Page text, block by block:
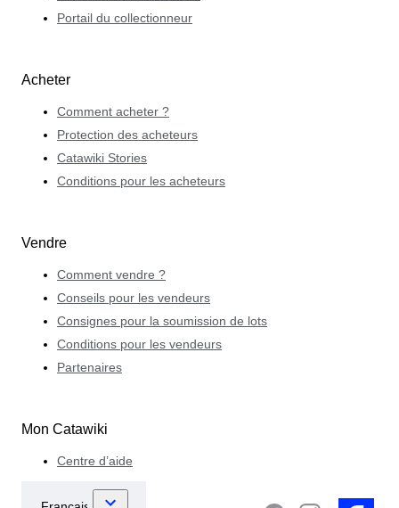
Portail du collectionneur
Acheter
Comment acheter ?
Protection des acheteurs
Catawiki Stories
Conditions pour les acheteurs
Vendre
Comment vendre ?
Conseils pour les vendeurs
Consignes pour la soumission de lots
Conditions pour les vendeurs
Partenaires
Mon Catawiki
Centre d’aide